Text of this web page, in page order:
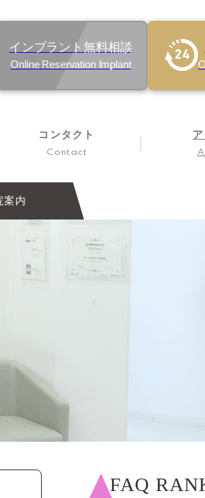
インプラント無料相談
Online Reservation Implant
コンタクト
Contact
案内
FAQ